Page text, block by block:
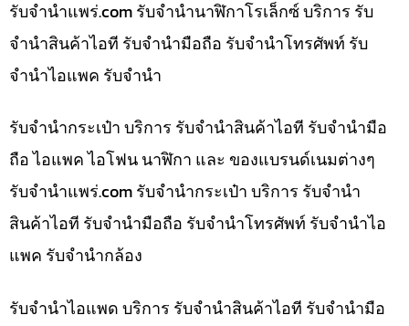
รับจํานําแพร่.com รับจำนำนาฬิกาโรเล็กซ์ บริการ รับ
จำนำสินค้าไอที รับจำนำมือถือ รับจำนำโทรศัพท์ รับ
จำนำไอแพค รับจำนำ
รับจำนำกระเป๋า บริการ รับจำนำสินค้าไอที รับจำนำมือ
ถือ ไอแพค ไอโฟน นาฬิกา และ ของแบรนด์เนมต่างๆ
รับจํานําแพร่.com รับจำนำกระเป๋า บริการ รับจำนำ
สินค้าไอที รับจำนำมือถือ รับจำนำโทรศัพท์ รับจำนำไอ
แพค รับจำนำกล้อง
รับจำนำไอแพด บริการ รับจำนำสินค้าไอที รับจำนำมือ